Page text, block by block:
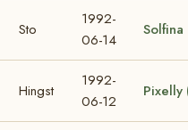
Sto
1992-
06-14
Solfina
Hingst
1992-
06-12
Pixelly